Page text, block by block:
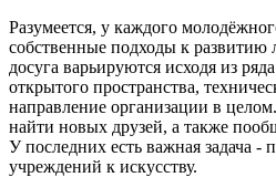
Разумеется, у каждого
собственные подходы к
досуга варьируются исходя из
открытого пространства,
направление организации в
найти новых друзей, а также
У последних есть важная задача
учреждений к искусству.